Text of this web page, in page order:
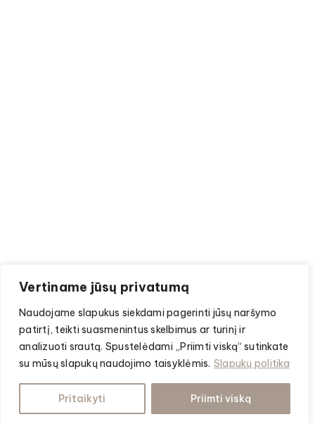
Vertiname jūsų privatumą
Naudojame slapukus siekdami pagerinti jūsų naršymo
patirtį, teikti suasmenintus skelbimus ar turinį ir
analizuoti srautą. Spustelėdami „Priimti viską“ sutinkate
su mūsų slapukų naudojimo taisyklėmis. Slapukų politika
Pritaikyti Priimti viską